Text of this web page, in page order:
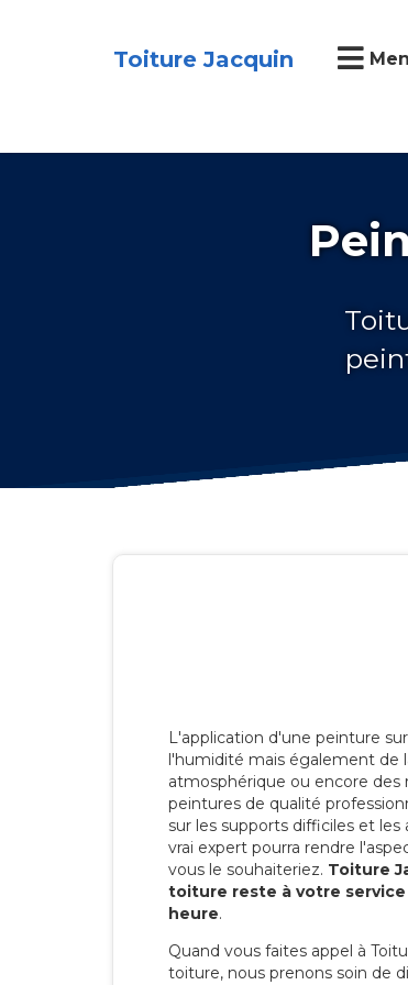
Toiture Jacquin
L'application d'une peinture
l'humidité mais également de
atmosphérique ou encore des
peintures de qualité
sur les supports difficiles et les
vrai expert pourra rendre
vous le souhaiteriez. Toiture
toiture reste à votre
heure.
Quand vous faites appel à
toiture, nous prenons soin de